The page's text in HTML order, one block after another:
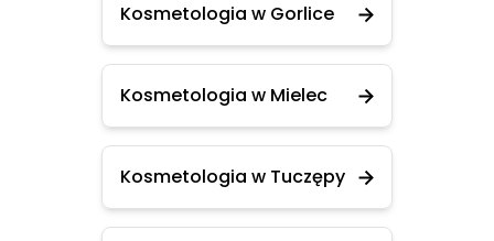
Kosmetologia w Gorlice
Kosmetologia w Mielec
Kosmetologia w Tuczępy